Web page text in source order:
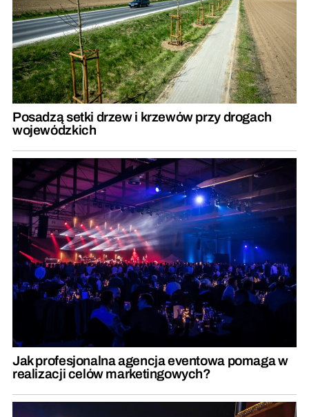
Posadzą setki drzew i krzewów przy drogach
wojewódzkich
Jak profesjonalna agencja eventowa pomaga w
realizacji celów marketingowych?